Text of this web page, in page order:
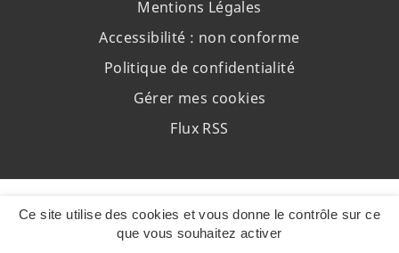
Ce site utilise des cookies et vous donne le contrôle sur ce
que vous souhaitez activer
Mentions Légales
Accessibilité : non conforme
Politique de confidentialité
Gérer mes cookies
Flux RSS